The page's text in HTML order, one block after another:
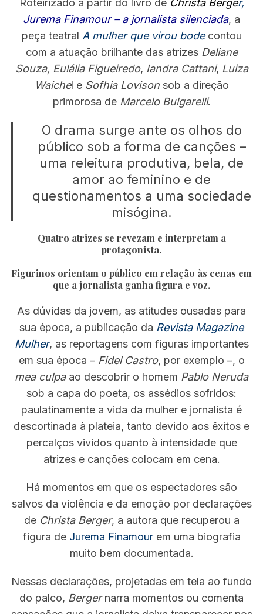
Roteirizado a partir do livro de Christa Berger,
Jurema Finamour – a jornalista silenciada, a
peça teatral A mulher que virou bodecontou
com a atuação brilhante das atrizes Deliane
Souza, Eulália Figueiredo, Iandra Cattani, Luiza
Waichel e Sofhia Lovisonsob a direção
primorosa de Marcelo Bulgarelli.
O drama surge ante os olhos do
público sob a forma de canções –
uma releitura produtiva, bela, de
amor ao feminino e de
questionamentos a uma sociedade
misógina.
Quatro atrizes se revezam e interpretam a
protagonista.
Figurinos orientam o público em relação às cenas em
que a jornalista ganha figura e voz.
As dúvidas da jovem, as atitudes ousadas para
sua época, a publicação da Revista Magazine
Mulher, as reportagens com figuras importantes
em sua época – Fidel Castro, por exemplo –, o
mea culpaao descobrir o homem Pablo Neruda
sob a capa do poeta, os assédios sofridos:
paulatinamente a vida da mulher e jornalista é
descortinada à plateia, tanto devido aos êxitos e
percalços vividos quanto à intensidade que
atrizes e canções colocam em cena.
Há momentos em que os espectadores são
salvos da violência e da emoção por declarações
de Christa Berger, a autora que recuperou a
figura de Jurema Finamourem uma biografia
muito bem documentada.
Nessas declarações, projetadas em tela ao fundo
do palco, Bergernarra momentos ou comenta